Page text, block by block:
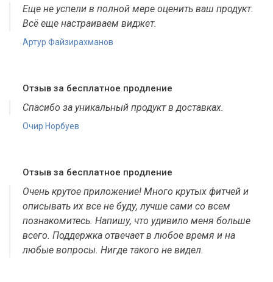
Еще не успели в полной мере оценить ваш продукт.
Всё еще настраиваем виджет.
Артур Файзирахманов
Отзыв за бесплатное продление
Спасибо за уникальный продукт в доставках.
Очир Норбуев
Отзыв за бесплатное продление
Очень крутое приложение! Много крутых фитчей и
описывать их все не буду, лучше сами со всем
познакомитесь. Напишу, что удивило меня больше
всего. Поддержка отвечает в любое время и на
любые вопросы. Нигде такого не видел.